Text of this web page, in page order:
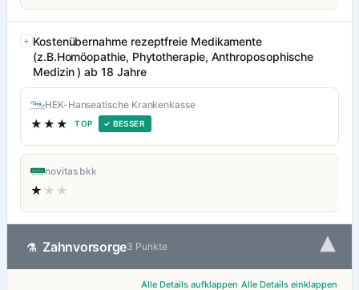
Kostenübernahme rezeptfreie Medikamente
(z.B.Homöopathie, Phytotherapie, Anthroposophische
Medizin ) ab 18 Jahre
HEK-Hanseatische Krankenkasse
★★★ TOP ✓ BESSER
novitas bkk
★ ★★
⚗ Zahnvorsorge3 Punkte ▾
Alle Details aufklappen Alle Details einklappen